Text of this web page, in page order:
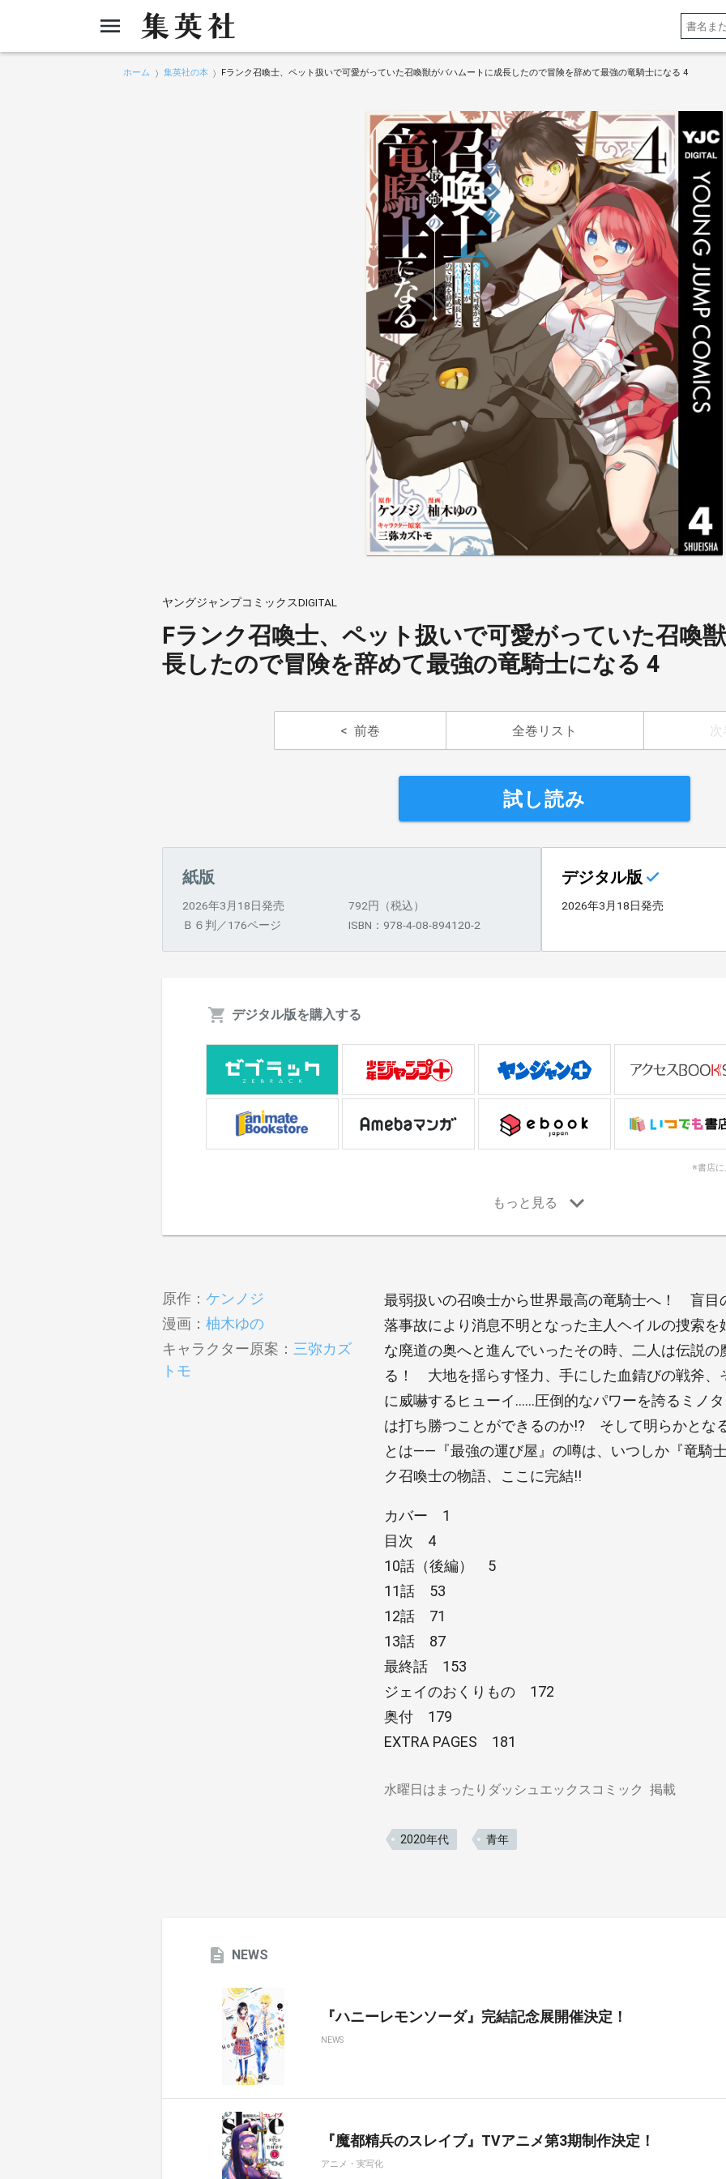
ホーム 集英社の本 Fランク召喚士、ペット扱いで可愛がっていた召喚獣がバハムートに成長したので冒険を辞めて最強の竜騎士になる 4
ヤングジャンプコミックスDIGITAL
Fランク召喚士、ペット扱いで可愛がっていた召喚
長したので冒険を辞めて最強の竜騎士になる 4
前巻 全巻リスト 次
試し読み
紙版
2026年3月18日発売
792円（税込）
Ｂ６判／176ページ
ISBN：978-4-08-894120-2
デジタル版
2026年3月18日発売
デジタル版を購入する
※書店に
原作： ケンノジ
漫画： 柚木ゆの
キャラクター原案： 三弥カズ
トモ
最弱扱いの召喚士から世界最高の竜騎士へ！ 盲目
落事故により消息不明となった主人ヘイルの捜索
な廃道の奥へと進んでいったその時、二人は伝説
る！ 大地を揺らす怪力、手にした血錆びの戦斧、
に威嚇するヒューイ……圧倒的なパワーを誇るミノ
は打ち勝つことができるのか!? そして明らかとな
とは――『最強の運び屋』の噂は、いつしか『竜騎
ク召喚士の物語、ここに完結!!
カバー 1
目次 4
10話（後編） 5
11話 53
12話 71
13話 87
最終話 153
ジェイのおくりもの 172
奥付 179
EXTRA PAGES 181
水曜日はまったりダッシュエックスコミック 掲載
2020年代 青年
NEWS
『ハニーレモンソーダ』完結記念展開催決定！
NEWS
『魔都精兵のスレイブ』TVアニメ第3期制作決定！
アニメ・実写化